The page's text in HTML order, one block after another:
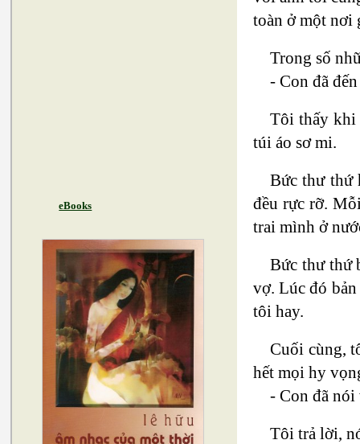
eBooks
toàn ở một nơi
Trong số
- Con đã
Tôi thấy khi
túi áo sơ mi.
Bức thư thứ
đều rực rỡ.
trai mình ở
Bức thư thứ
vợ. Lúc đó
tôi hay.
Cuối cùng,
hết mọi hy
- Con đã nói
Tôi trả lời,